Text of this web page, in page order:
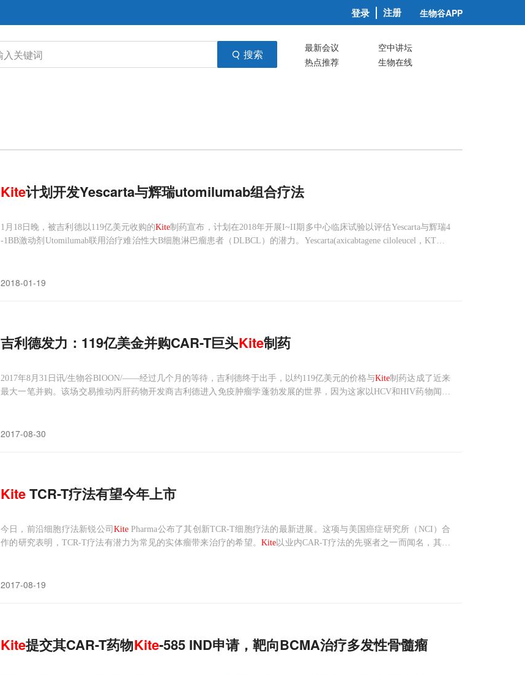
登录 注册 生物谷APP
搜索 最新会议
空中讲坛
热点推荐
生物在线
Kite计划开发Yescarta与辉瑞utomilumab组合疗法
1月18日晚，被吉利德以119亿美元收购的Kite制药宣布，计划在2018年开展I~II期多中心临床试验以评估Yescarta与辉瑞4
-1BB激动剂Utomilumab联用治疗难治性大B细胞淋巴瘤患者（DLBCL）的潜力。Yescarta(axicabtagene ciloleucel，KTE-C
2018-01-19
吉利德发力：119亿美金并购CAR-T巨头Kite制药
2017年8月31日讯/生物谷BIOON/——经过几个月的等待，吉利德终于出手，以约119亿美元的价格与Kite制药达成了近来
最大一笔并购。该场交易推动丙肝药物开发商吉利德进入免疫肿瘤学蓬勃发展的世界，因为这家以HCV和HIV药物闻名
2017-08-30
KiteTCR-T疗法有望今年上市
今日，前沿细胞疗法新锐公司 Kite Pharma公布了其创新TCR-T细胞疗法的最新进展。这项与美国癌症研究所（NCI）合
作的研究表明，TCR-T疗法有潜力为常见的实体瘤带来治疗的希望。 Kite以业内CAR-T疗法的先驱者之一而闻名，其主
2017-08-19
Kite提交其CAR-T药物Kite-585 IND申请，靶向BCMA治疗多发性骨髓瘤